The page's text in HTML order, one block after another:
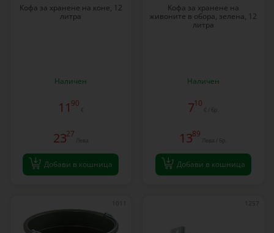
Кофа за хранене на коне, 12
литра
Наличен
11 90
€
2327
Лева
Добави в кошница
Kофа за хранене на
живоните в обора, зелена, 12
литра
Наличен
710
€ / бр.
1389
Лева / бр.
Добави в кошница
1257